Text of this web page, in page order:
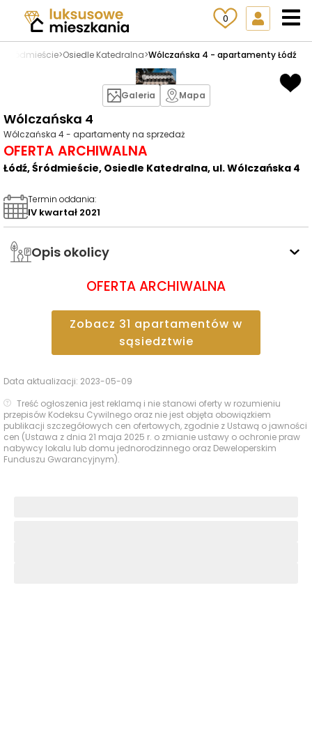
0
Śródmieście>Osiedle Katedralna>Wólczańska 4 - apartamenty Łódź
Wólczańska 4
Wólczańska 4 - apartamenty na sprzedaż
OFERTA ARCHIWALNA
Łódź, Śródmieście, Osiedle Katedralna, ul. Wólczańska 4
Galeria Mapa
Termin oddania:
IV kwartał 2021
Opis okolicy
OFERTA ARCHIWALNA
Zobacz 31 apartamentów w
sąsiedztwie
Data aktualizacji: 2023-05-09
Treść ogłoszenia jest reklamą i nie stanowi oferty w rozumieniu
przepisów Kodeksu Cywilnego oraz nie jest objęta obowiązkiem
publikacji szczegółowych cen ofertowych, zgodnie z Ustawą o jawności
cen (Ustawa z dnia 21 maja 2025 r. o zmianie ustawy o ochronie praw
nabywcy lokalu lub domu jednorodzinnego oraz Deweloperskim
Funduszu Gwarancyjnym).